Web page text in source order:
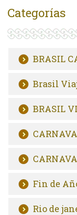
Categorías
BRASIL
Brasil
BRASIL
Fin de
Rio de